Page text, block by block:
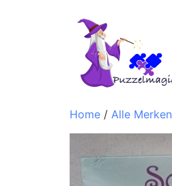
Home / Alle Merken